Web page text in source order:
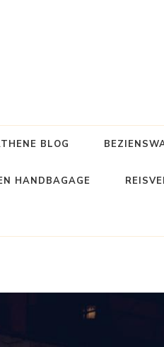
BLOG
HANDBAGAGE